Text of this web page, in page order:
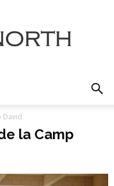
David
la Camp